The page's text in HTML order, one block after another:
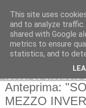
lunedì 28 dicembre
Anteprima:
MEZZO
This site uses
and to analyze
shared with Google
metrics to ensure
statistics, and to